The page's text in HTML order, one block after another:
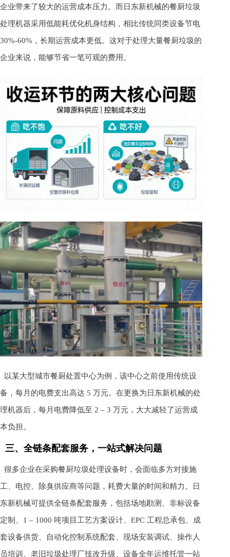
企业带来了较大的运营成本压力。而日东新机械的餐厨垃圾
处理机器采用低能耗优化机身结构，相比传统同类设备节电
30%-60%，长期运营成本更低。这对于处理大量餐厨垃圾的
企业来说，能够节省一笔可观的费用。
以某大型城市餐厨处置中心为例，该中心之前使用传统设
备，每月的电费支出高达 5 万元。在更换为日东新机械的处
理机器后，每月电费降低至 2 – 3 万元，大大减轻了运营成
本负担。
三、全链条配套服务，一站式解决问题
很多企业在采购餐厨垃圾处理设备时，会面临多方对接施
工、电控、除臭供应商等问题，耗费大量的时间和精力。日
东新机械可提供全链条配套服务，包括场地勘测、非标设备
定制、1 – 1000 吨项目工艺方案设计、EPC 工程总承包、成
套设备供货、自动化控制系统配套、现场安装调试、操作人
员培训、老旧垃圾处理厂技改升级、设备全年运维托管一站